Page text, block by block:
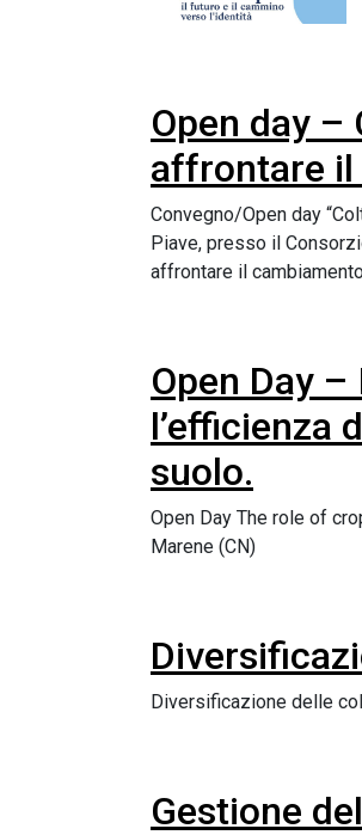
Open day
affrontare
Convegno/Open day
Piave, presso il
affrontare il
Open Day
l’efficienza
suolo.
Open Day The role of
Marene (CN)
Diversificazione delle
Gestione